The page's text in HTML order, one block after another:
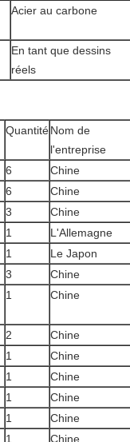
Acier au carbone
En tant que dessins
réels
QuantitéNom de
l'entreprise
6
Chine
6
Chine
3
Chine
1
L'Allemagne
1
Le Japon
3
Chine
1 Chine
2
Chine
1
Chine
1
Chine
1
Chine
1
Chine
1 Chine